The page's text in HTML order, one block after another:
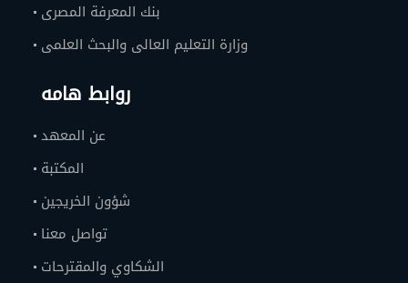
بنك المعرفة المصرى
وزارة التعليم العالى والبحث العلمى
روابط هامه
عن المعهد
المكتبة
شؤون الخريجين
تواصل معنا
الشكاوي والمقترحات